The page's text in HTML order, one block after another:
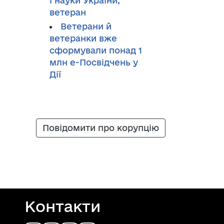
ветеран
Ветерани й
ветеранки вже
сформували понад 1
млн е-Посвідчень у
Дії
Повідомити про корупцію
Контакти